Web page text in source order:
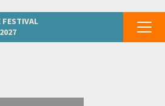
FESTIVAL
- Donostia